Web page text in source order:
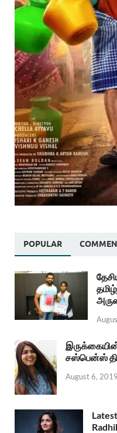
POPULAR
சஸ்பென்ஸ்
August 6, 2019